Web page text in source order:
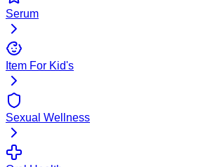
Serum
Item For Kid's
Sexual Wellness